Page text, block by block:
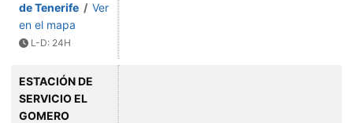
de Tenerife / Ver
en el mapa
L-D: 24H
ESTACIÓN DE
SERVICIO EL
GOMERO